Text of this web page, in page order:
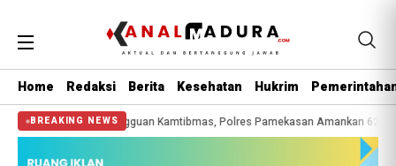
Home Redaksi Berita Kesehatan Hukrim
BREAKING NEWS
Liar dan Gangguan Kamtibmas, Polres Pamekasan Amankan 62 Unit